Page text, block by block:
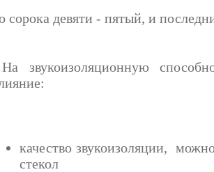
сорока девяти - пятый, и
На звукоизоляционную
качество звукоизоляции,
стекол